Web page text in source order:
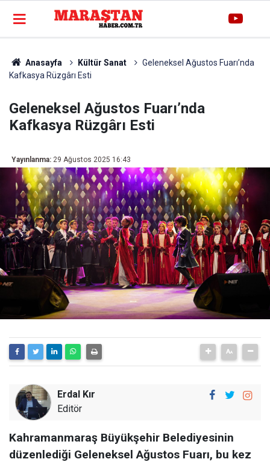
Anasayfa Kültür Sanat
Geleneksel Ağustos Fuarı’nda
Kafkasya Rüzgârı Esti
Geleneksel Ağustos Fuarı’nda
Kafkasya Rüzgârı Esti
Yayınlanma: 29 Ağustos 2025 16:43
Erdal Kır
Editör
Kahramanmaraş Büyükşehir Belediyesinin
düzenlediği Geleneksel Ağustos Fuarı, bu kez